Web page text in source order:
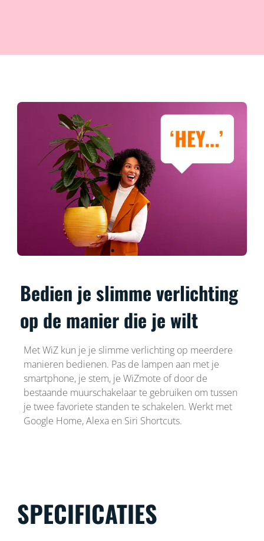
Bedien je slimme verlichting
op de manier die je wilt
Met WiZ kun je je slimme verlichting op meerdere
manieren bedienen. Pas de lampen aan met je
smartphone, je stem, je WiZmote of door de
bestaande muurschakelaar te gebruiken om tussen
je twee favoriete standen te schakelen. Werkt met
Google Home, Alexa en Siri Shortcuts.
SPECIFICATIES